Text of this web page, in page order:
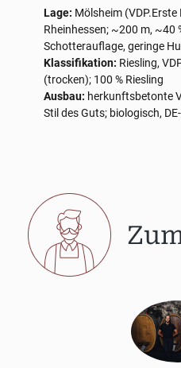
Lage: Mölsheim (VDP.Erste
Rheinhessen; ~200 m, ~40
Schotterauflage, geringe
Klassifikation: Riesling,
(trocken); 100 % Riesling
Ausbau: herkunftsbetonte
Stil des Guts; biologisch,